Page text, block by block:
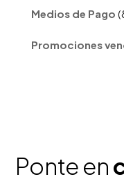
Medios de Pago
Promociones
Ponte en